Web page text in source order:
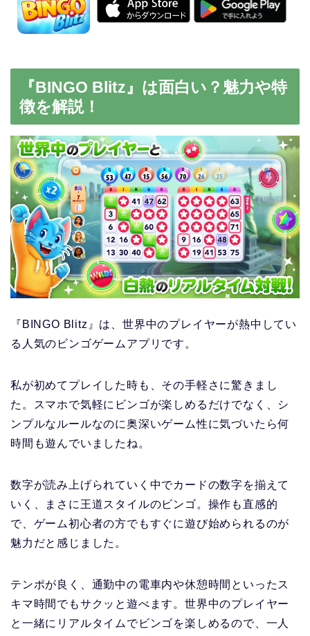
『BINGO Blitz』は面白い？魅力や特
徴を解説！
『BINGO Blitz』は、世界中のプレイヤーが熱中してい
る人気のビンゴゲームアプリです。
私が初めてプレイした時も、その手軽さに驚きまし
た。スマホで気軽にビンゴが楽しめるだけでなく、シ
ンプルなルールなのに奥深いゲーム性に気づいたら何
時間も遊んでいましたね。
数字が読み上げられていく中でカードの数字を揃えて
いく、まさに王道スタイルのビンゴ。操作も直感的
で、ゲーム初心者の方でもすぐに遊び始められるのが
魅力だと感じました。
テンポが良く、通勤中の電車内や休憩時間といったス
キマ時間でもサクッと遊べます。世界中のプレイヤー
と一緒にリアルタイムでビンゴを楽しめるので、一人